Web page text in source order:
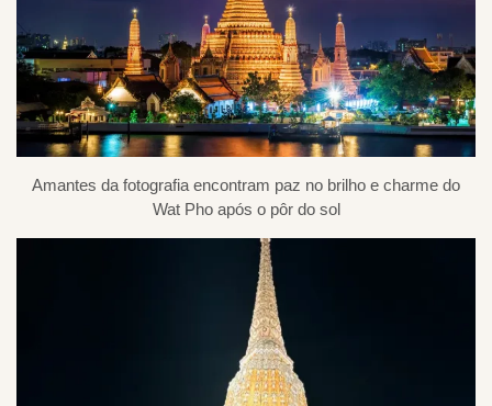
Amantes da fotografia encontram paz no brilho e charme do
Wat Pho após o pôr do sol